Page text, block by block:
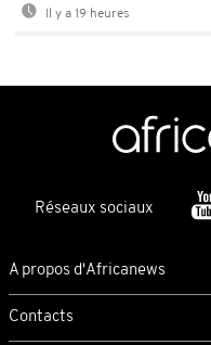
Il y a 19 heures
Réseaux sociaux
A propos d'Africanews
Contacts